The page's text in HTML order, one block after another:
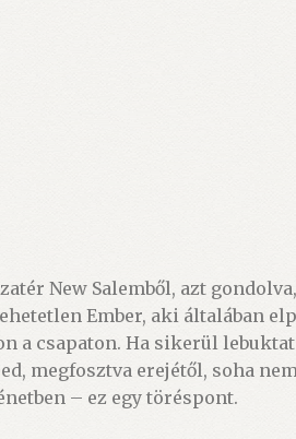
New Salemből, azt
Ember, aki általában
a csapaton. Ha sikerül
megfosztva erejétől, soha
– ez egy töréspont.